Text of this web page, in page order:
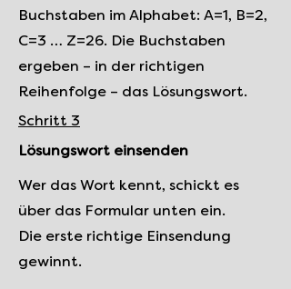
Buchstaben im Alphabet: A=1, B=2,
C=3 … Z=26. Die Buchstaben
ergeben – in der richtigen
Reihenfolge – das Lösungswort.
Schritt 3
Lösungswort einsenden
Wer das Wort kennt, schickt es
über das Formular unten ein.
Die erste richtige Einsendung
gewinnt.